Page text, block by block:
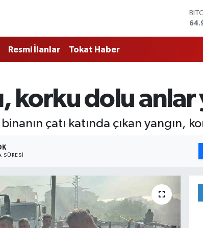
Resmi İlanlar Tokat Haber
korku dolu anlar
çatı katında çıkan yangın,